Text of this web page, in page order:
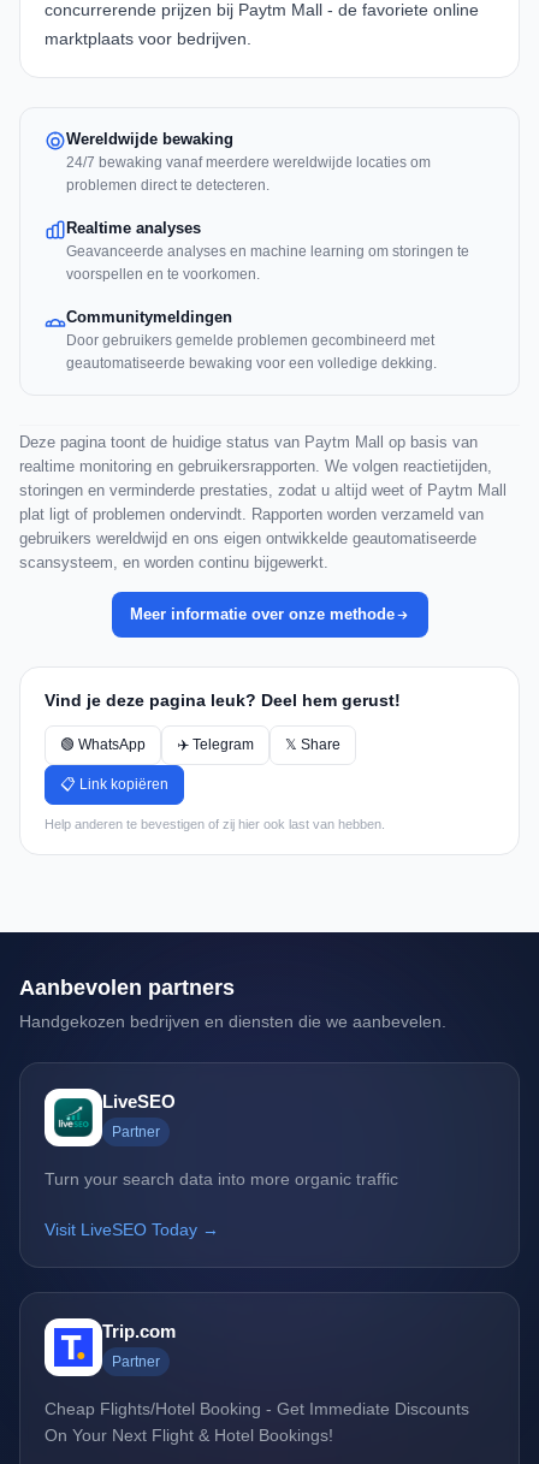
concurrerende prijzen bij Paytm Mall - de favoriete online
marktplaats voor bedrijven.
Wereldwijde bewaking
24/7 bewaking vanaf meerdere wereldwijde locaties om
problemen direct te detecteren.
Realtime analyses
Geavanceerde analyses en machine learning om storingen te
voorspellen en te voorkomen.
Communitymeldingen
Door gebruikers gemelde problemen gecombineerd met
geautomatiseerde bewaking voor een volledige dekking.
Deze pagina toont de huidige status van Paytm Mall op basis van
realtime monitoring en gebruikersrapporten. We volgen reactietijden,
storingen en verminderde prestaties, zodat u altijd weet of Paytm Mall
plat ligt of problemen ondervindt. Rapporten worden verzameld van
gebruikers wereldwijd en ons eigen ontwikkelde geautomatiseerde
scansysteem, en worden continu bijgewerkt.
Meer informatie over onze methode
Vind je deze pagina leuk? Deel hem gerust!
🟢 WhatsApp ✈️ Telegram 𝕏 Share
📋 Link kopiëren
Help anderen te bevestigen of zij hier ook last van hebben.
Aanbevolen partners
Handgekozen bedrijven en diensten die we aanbevelen.
LiveSEO
Partner
Turn your search data into more organic traffic
Visit LiveSEO Today →
Trip.com
Partner
Cheap Flights/Hotel Booking - Get Immediate Discounts
On Your Next Flight & Hotel Bookings!